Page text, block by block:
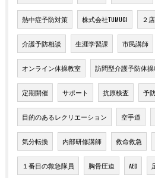
熱中症予防対策 株式会社TUMUGI ２
介護予防相談 生涯学習課 市民講師
オンライン体操教室 訪問型介護予防体
定期開催 サポート 抗原検査 予
目的のあるレクリエーション 空手道
気分転換 内部研修講師 救命救急
１番目の救急隊員 胸骨圧迫 AED